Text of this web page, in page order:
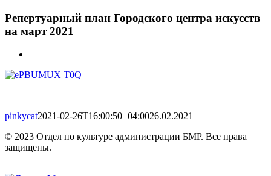
Репертуарный план Городского центра искусств
на март 2021
Image
pinkycat2021-02-26T16:00:50+04:0026.02.2021|
© 2023 Отдел по культуре администрации БМР. Все права
защищены.